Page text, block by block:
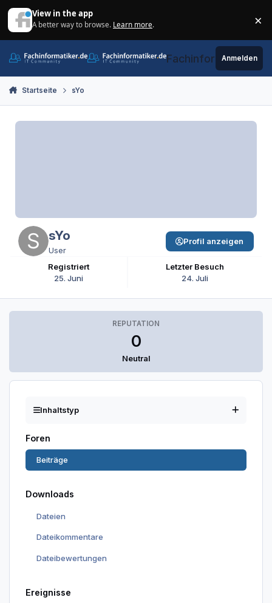
View in the app
A better way to browse. Learn more. ×
Fachinformatiker.de
Anmelden
Startseite sYo
sYo
User
Registriert
25. Juni
Letzter Besuch
24. Juli
Profil anzeigen
REPUTATION
0
Neutral
Inhaltstyp
Foren
Beiträge
Downloads
Dateien
Dateikommentare
Dateibewertungen
Ereignisse